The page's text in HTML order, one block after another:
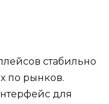
стабильно
по рынков.
для